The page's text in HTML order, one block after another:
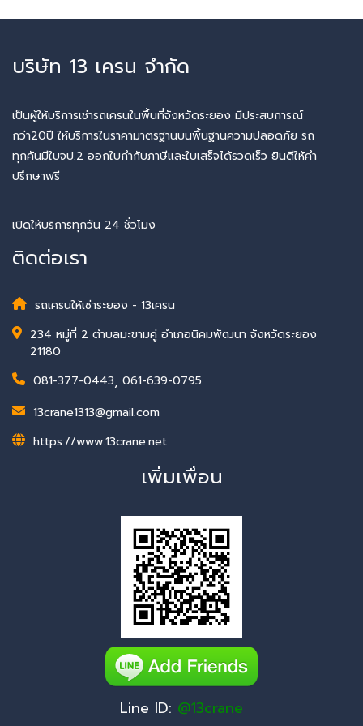
บริษัท 13 เครน จำกัด
เป็นผู้ให้บริการเช่ารถเครนในพื้นที่จังหวัดระยอง มีประสบการณ์
กว่า20ปี ให้บริการในราคามาตรฐานบนพื้นฐานความปลอดภัย รถ
ทุกคันมีใบจป.2 ออกใบกำกับภาษีและใบเสร็จได้รวดเร็ว ยินดีให้คำ
ปรึกษาฟรี
เปิดให้บริการทุกวัน 24 ชั่วโมง
ติดต่อเรา
รถเครนให้เช่าระยอง - 13เครน
234 หมู่ที่ 2 ตำบลมะขามคู่ อำเภอนิคมพัฒนา จังหวัดระยอง
21180
081-377-0443, 061-639-0795
13crane1313@gmail.com
https://www.13crane.net
เพิ่มเพื่อน
Line ID: @13crane